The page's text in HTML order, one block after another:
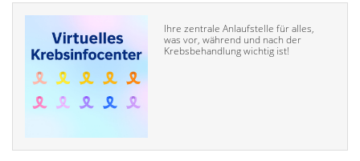
Ihre zentrale Anlaufstelle für alles,
was vor, während und nach der
Krebsbehandlung wichtig ist!